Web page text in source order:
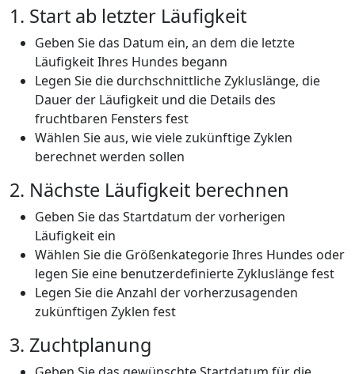
1. Start ab letzter Läufigkeit
Geben Sie das Datum ein, an dem die letzte
Läufigkeit Ihres Hundes begann
Legen Sie die durchschnittliche Zykluslänge, die
Dauer der Läufigkeit und die Details des
fruchtbaren Fensters fest
Wählen Sie aus, wie viele zukünftige Zyklen
berechnet werden sollen
2. Nächste Läufigkeit berechnen
Geben Sie das Startdatum der vorherigen
Läufigkeit ein
Wählen Sie die Größenkategorie Ihres Hundes oder
legen Sie eine benutzerdefinierte Zykluslänge fest
Legen Sie die Anzahl der vorherzusagenden
zukünftigen Zyklen fest
3. Zuchtplanung